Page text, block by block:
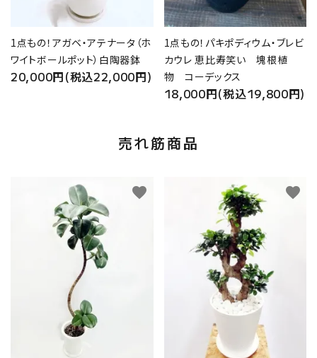
1点もの！アガベ・アテナータ（ホ
ワイトボールポット）白陶器鉢
20,000円(税込22,000円)
1点もの！パキポディウム・ブレビ
カウレ 恵比寿笑い 塊根植
物 コーデックス
18,000円(税込19,800円)
売れ筋商品
favorite favorite